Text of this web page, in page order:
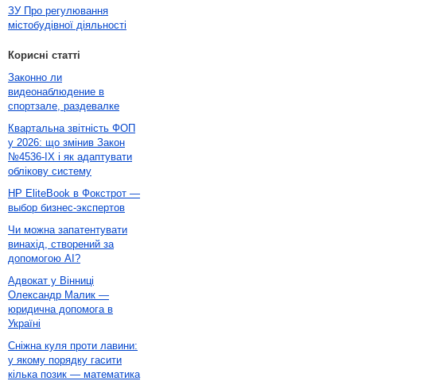
ЗУ Про регулювання
містобудівної діяльності
Корисні статті
Законно ли
видеонаблюдение в
спортзале, раздевалке
Квартальна звітність ФОП
у 2026: що змінив Закон
№4536-IX і як адаптувати
облікову систему
HP EliteBook в Фокстрот —
выбор бизнес-экспертов
Чи можна запатентувати
винахід, створений за
допомогою AI?
Адвокат у Вінниці
Олександр Малик —
юридична допомога в
Україні
Сніжна куля проти лавини:
у якому порядку гасити
кілька позик — математика